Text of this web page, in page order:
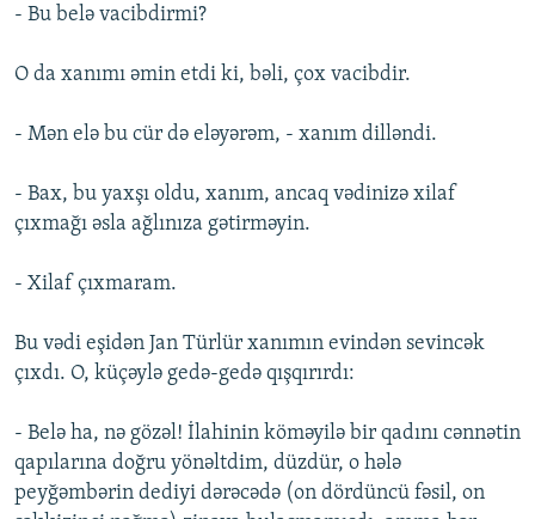
- Bu belə vacibdirmi?
O da xanımı əmin etdi ki, bəli, çox vacibdir.
- Mən elə bu cür də eləyərəm, - xanım dilləndi.
- Bax, bu yaxşı oldu, xanım, ancaq vədinizə xilaf
çıxmağı əsla ağlınıza gətirməyin.
- Xilaf çıxmaram.
Bu vədi eşidən Jan Türlür xanımın evindən sevincək
çıxdı. O, küçəylə gedə-gedə qışqırırdı:
- Belə ha, nə gözəl! İlahinin köməyilə bir qadını cənnətin
qapılarına doğru yönəltdim, düzdür, o hələ
peyğəmbərin dediyi dərəcədə (on dördüncü fəsil, on